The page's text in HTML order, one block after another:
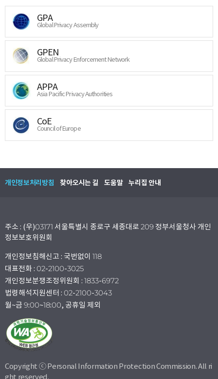
GPA
Global Privacy Assembly
GPEN
Global Privacy Enforcement Network
APPA
Asia Pacific Privacy Authorities
CoE
Council of Europe
개인정보처리방침 찾아오시는 길 도움말 누리집 안내
주소 : (우)03171 서울특별시 종로구 세종대로 209 정부서울청사 개인
정보보호위원회
개인정보침해신고 : 국번없이 118
대표전화 : 02-2100-3025
개인정보분쟁조정위원회 : 1833-6972
법령해석지원센터 : 02-2100-3043
월~금 9:00~18:00, 공휴일 제외
Copyright ⓒ Personal Information Protection Commission. All ri
ght reserved.